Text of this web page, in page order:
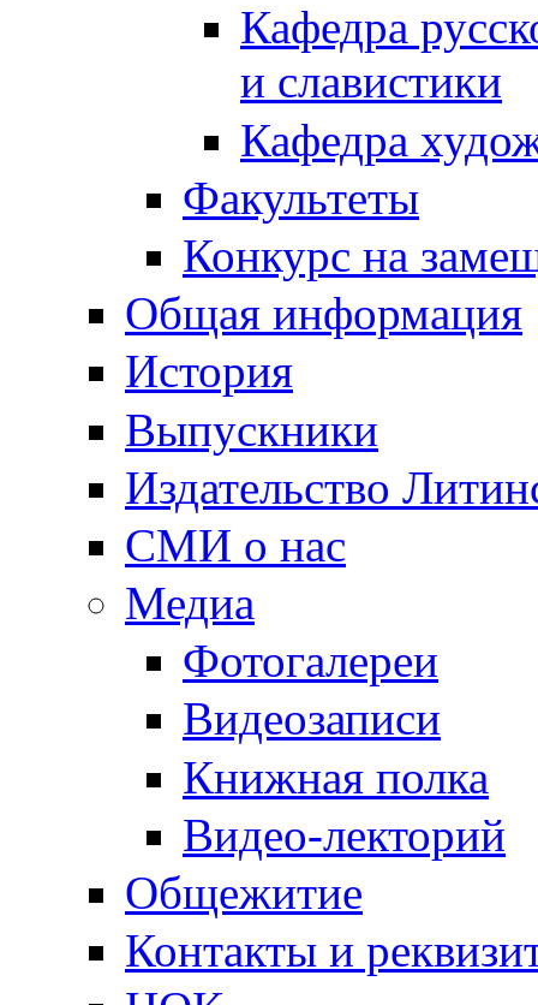
Кафедра
и славистики
Кафедра
Факультеты
Конкурс на
Общая информация
История
Выпускники
Издательство
СМИ о нас
Медиа
Фотогалереи
Видеозаписи
Книжная полка
Видео-лекторий
Общежитие
Контакты и